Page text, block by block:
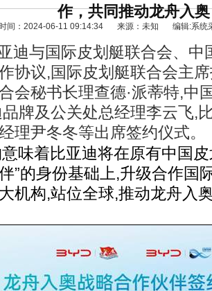
资讯 选车
作，共同推动龙舟入奥
间：2024-06-11 09:14:34 来源：未知 编辑:系统
迪与国际皮划艇联合会、中
协议,国际皮划艇联合会主
会秘书长理查德·派蒂特,中
牌及公关处总经理李云飞,
理尹冬冬等出席签约仪式。
味着比亚迪将在原有中国
”的身份基础上,升级合作国
机构,站位全球,推动龙舟入